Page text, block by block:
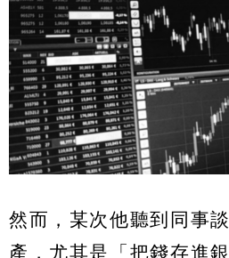
然而，某次他聽到同事
產，尤其是「把錢存進